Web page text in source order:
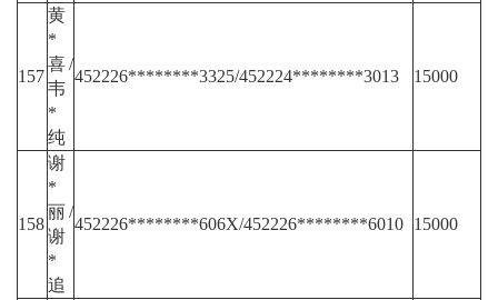
157
黄
*
喜/
韦
*
纯
452226********3325/452224********3013 15000
158
谢
*
丽/
谢
*
追
452226********606X/452226********6010 15000